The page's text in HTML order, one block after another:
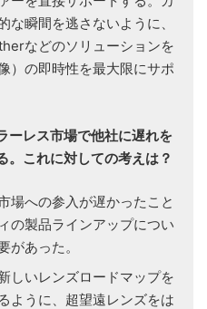
な瞬間を逃さないように、
などのソリューションを
）の即時性を最大限にサポ
ーレス市場で他社に遅れを
。これに対しての考えは？
場への参入が遅かったこと
の製品ラインアップについ
があった。
しいレンズロードマップを
ように、超望遠レンズをは